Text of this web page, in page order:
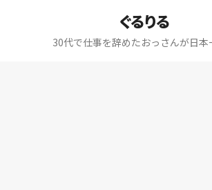
ぐるりる
30代で仕事を辞めたおっさんが日本